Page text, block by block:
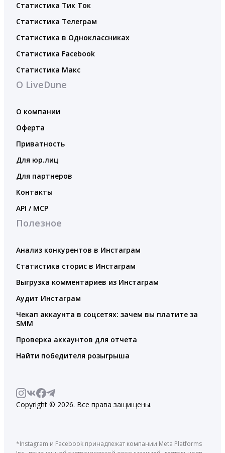
Статистика Тик Ток
Статистика Телеграм
Статистика в Одноклассниках
Статистика Facebook
Статистика Макс
О LiveDune
О компании
Оферта
Приватность
Для юр.лиц
Для партнеров
Контакты
API / MCP
Полезное
Анализ конкурентов в Инстаграм
Статистика сторис в Инстаграм
Выгрузка комментариев из Инстаграм
Аудит Инстаграм
Чекап аккаунта в соцсетях: зачем вы платите за
SMM
Проверка аккаунтов для отчета
Найти победителя розыгрыша
Copyright © 2026. Все права защищены.
*Instagram и Facebook принадлежат компании Meta Platforms